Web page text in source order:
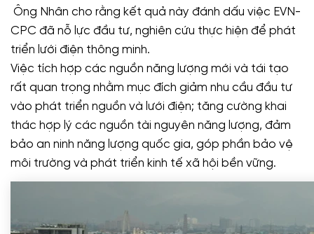
Ông Nhân cho rằng kết quả này đánh dấu việc EVN-
CPC đã nỗ lực đầu tư, nghiên cứu thực hiện để phát
triển lưới điện thông minh.
Việc tích hợp các nguồn năng lượng mới và tái tạo
rất quan trọng nhằm mục đích giảm nhu cầu đầu tư
vào phát triển nguồn và lưới điện; tăng cường khai
thác hợp lý các nguồn tài nguyên năng lượng, đảm
bảo an ninh năng lượng quốc gia, góp phần bảo vệ
môi trường và phát triển kinh tế xã hội bền vững.